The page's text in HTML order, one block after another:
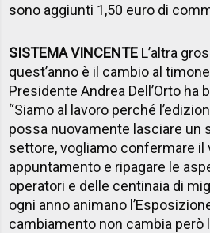
sono aggiunti 1,50 euro di
SISTEMA VINCENTE L’altra
quest’anno è il cambio al
Presidente Andrea Dell’Orto ha
“Siamo al lavoro perché
possa nuovamente lasciare un
settore, vogliamo confermare il
appuntamento e ripagare le
operatori e delle centinaia di
ogni anno animano
cambiamento non cambia però